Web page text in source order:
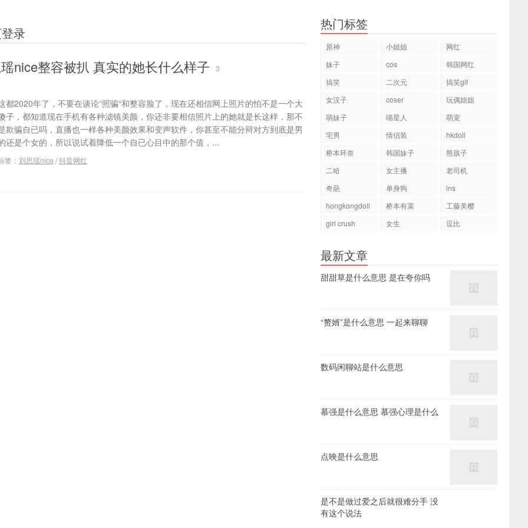
录
nice整容被扒 真实的她长什么样子
3
都2020年了，不要在谈论“照骗“和整容脸了，现在还相信网上照片的怕不是一个大
子，都知道现在手机有各种滤镜美颜，你还非要相信照片上的她就是长这样，那不
欺骗自已吗，直播也一样各种美颜效果和变声软件，你甚至不能分辩对方到底是男
还是个女的，所以说试着降低一个自已心目中的那个值，...
签：刘思瑶nice /抖音网红
热门标签
原神 小姐姐
网红
妹子
cos
韩国网红
搞笑
二次元
搞笑gif
女汉子
coser
玩偶姐姐
萌妹子
喵星人
萌宠
宅男
情侣装
hkdoll
桥本环奈
韩国妹子
熊孩子
二哈
女主播
老司机
奇葩
单身狗
ins
hongkongdoll
桥本有菜
工藤美樱
girl crush
女生 逗比
最新文章
甜甜草是什么意思 是在夸你吗
“赘婿”是什么意思 一起来聊聊
数码闲聊站是什么意思
慕强是什么意思 慕强心理是什么
点映是什么意思
是不是做过爱之后就很难分手 没
有这个说法